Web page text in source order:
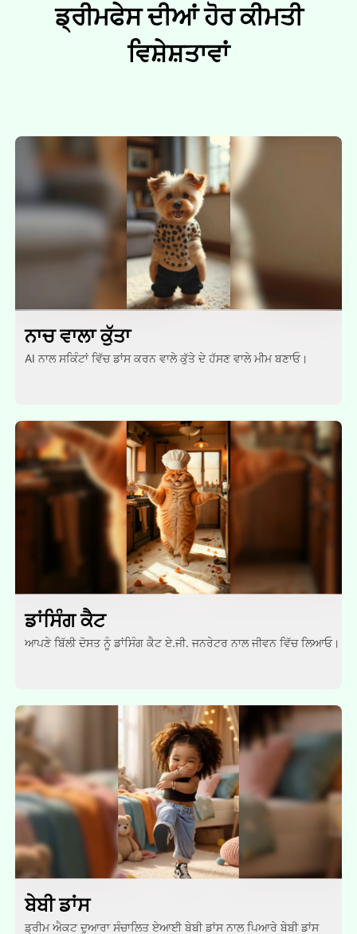
ਡ੍ਰੀਮਫੇਸ ਦੀਆਂ ਹੋਰ ਕੀਮਤੀ
ਵਿਸ਼ੇਸ਼ਤਾਵਾਂ
ਨਾਚ ਵਾਲਾ ਕੁੱਤਾ
AI ਨਾਲ ਸਕਿੰਟਾਂ ਵਿੱਚ ਡਾਂਸ ਕਰਨ ਵਾਲੇ ਕੁੱਤੇ ਦੇ ਹੱਸਣ ਵਾਲੇ ਮੀਮ ਬਣਾਓ।
ਡਾਂਸਿੰਗ ਕੈਟ
ਆਪਣੇ ਬਿੱਲੀ ਦੋਸਤ ਨੂੰ ਡਾਂਸਿੰਗ ਕੈਟ ਏ.ਜੀ. ਜਨਰੇਟਰ ਨਾਲ ਜੀਵਨ ਵਿੱਚ ਲਿਆਓ।
ਬੇਬੀ ਡਾਂਸ
ਡ੍ਰੀਮ ਐਕਟ ਦੁਆਰਾ ਸੰਚਾਲਿਤ ਏਆਈ ਬੇਬੀ ਡਾਂਸ ਨਾਲ ਪਿਆਰੇ ਬੇਬੀ ਡਾਂਸ